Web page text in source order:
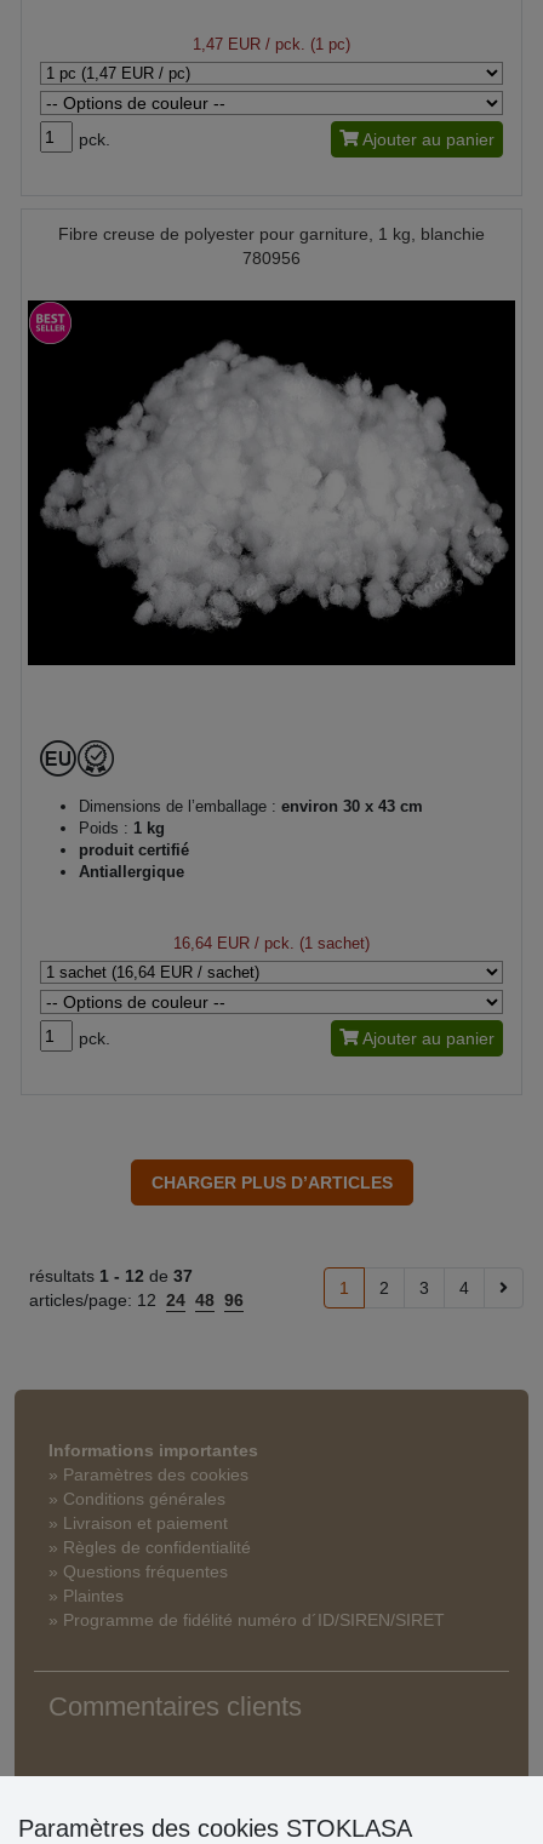
1,47 EUR / pck. (1 pc)
pck. Ajouter au panier
Fibre creuse de polyester pour garniture, 1 kg, blanchie
780956
Dimensions de l’emballage : environ 30 x 43 cm
Poids : 1 kg
produit certifié
Antiallergique
16,64 EUR / pck. (1 sachet)
pck. Ajouter au panier
résultats 1 - 12 de 37
articles/page: 12 24 48 96
1 2 3 4
Informations importantes
» Paramètres des cookies
» Conditions générales
» Livraison et paiement
» Règles de confidentialité
» Questions fréquentes
» Plaintes
» Programme de fidélité numéro d´ID/SIREN/SIRET
Commentaires clients
Paramètres des cookies STOKLASA